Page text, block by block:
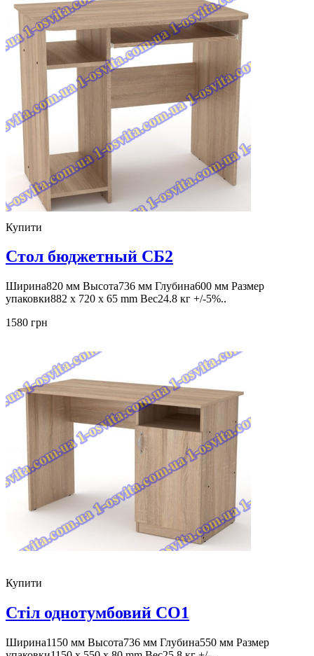
Купити
Стол бюджетный СБ2
Ширина820 мм Высота736 мм Глубина600 мм Размер
упаковки882 x 720 x 65 mm Вес24.8 кг +/-5%..
1580 грн
Купити
Стіл однотумбовий СО1
Ширина1150 мм Высота736 мм Глубина550 мм Размер